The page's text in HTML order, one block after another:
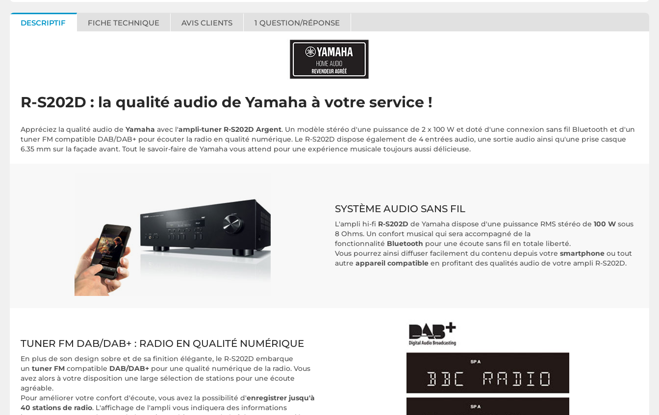
DESCRIPTIF FICHE TECHNIQUE AVIS CLIENTS 1 QUESTION/RÉPONSE
R-S202D : la qualité audio de Yamaha à votre service !
Appréciez la qualité audio de Yamaha avec l'ampli-tuner R-S202D Argent. Un modèle stéréo d'une puissance de 2 x 100 W et doté d'une connexion sans fil Bluetooth et d'un
tuner FM compatible DAB/DAB+ pour écouter la radio en qualité numérique. Le R-S202D dispose également de 4 entrées audio, une sortie audio ainsi qu'une prise casque
6.35 mm sur la façade avant. Tout le savoir-faire de Yamaha vous attend pour une expérience musicale toujours aussi délicieuse.
SYSTÈME AUDIO SANS FIL
L'ampli hi-fi R-S202D de Yamaha dispose d'une puissance RMS stéréo de 100 W sous
8 Ohms. Un confort musical qui sera accompagné de la
fonctionnalité Bluetooth pour une écoute sans fil en totale liberté.
Vous pourrez ainsi diffuser facilement du contenu depuis votre smartphone ou tout
autre appareil compatible en profitant des qualités audio de votre ampli R-S202D.
TUNER FM DAB/DAB+ : RADIO EN QUALITÉ NUMÉRIQUE
En plus de son design sobre et de sa finition élégante, le R-S202D embarque
un tuner FM compatible DAB/DAB+ pour une qualité numérique de la radio. Vous
avez alors à votre disposition une large sélection de stations pour une écoute
agréable.
Pour améliorer votre confort d'écoute, vous avez la possibilité d'enregistrer jusqu'à
40 stations de radio. L'affichage de l'ampli vous indiquera des informations